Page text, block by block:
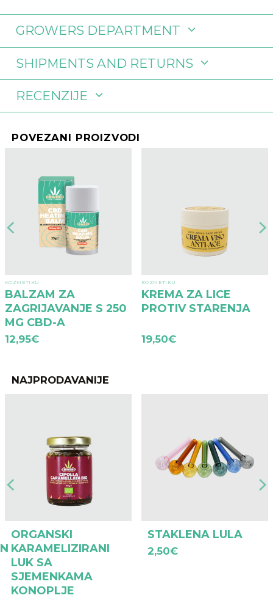
GROWERS DEPARTMENT
SHIPMENTS AND RETURNS
RECENZIJE
POVEZANI PROIZVODI
KOZMETIKU
BALZAM ZA
ZAGRIJAVANJE S 250
MG CBD-A
12,95€
KOZMETIKU
KREMA ZA LICE
PROTIV STARENJA
19,50€
NAJPRODAVANIJE
ORGANSKI
KARAMELIZIRANI
LUK SA
SJEMENKAMA
KONOPLJE
STAKLENA LULA
2,50€